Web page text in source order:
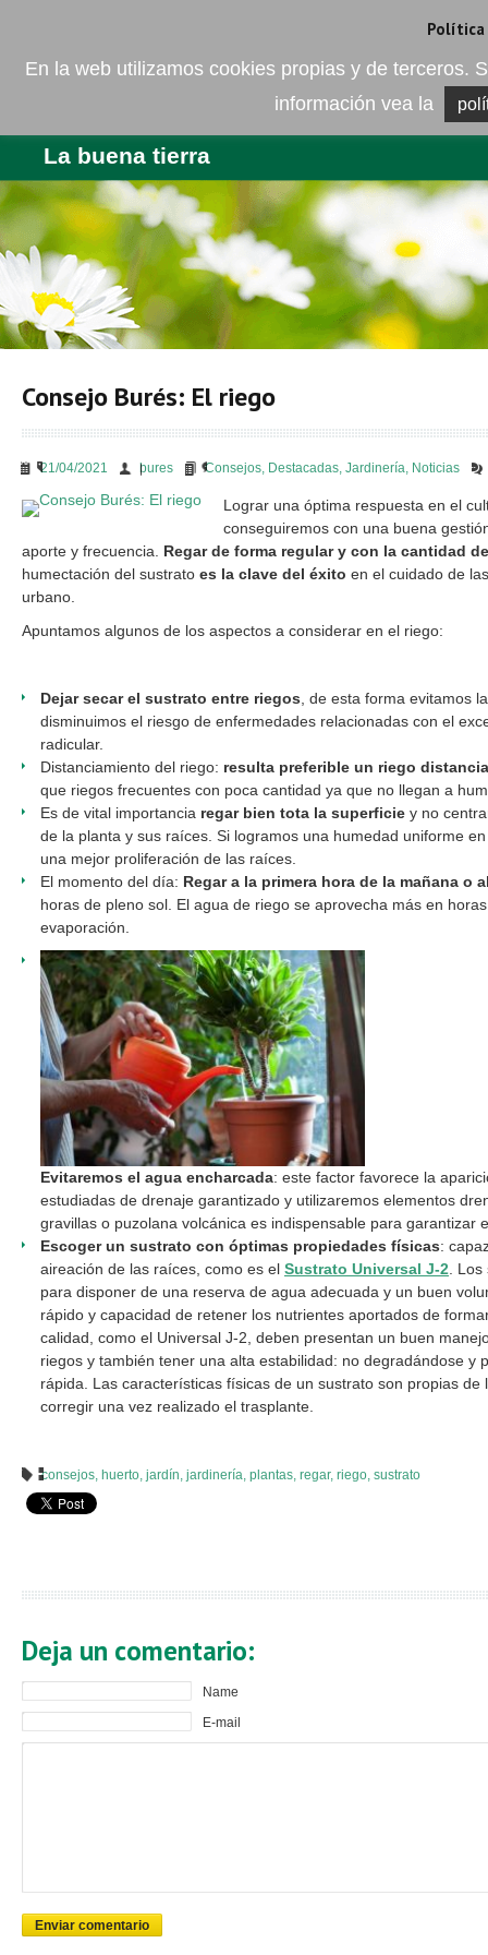
La buena tierra
EMPRESA PRODUCTOS
Consejo Burés: El riego
21/04/2021 bures Consejos, Destacadas, Jardinería, Noticias
Lograr una óptima respuesta en el
conseguiremos con una buena
aporte y frecuencia. Regar de forma regular y con la cantidad
humectación del sustrato es la clave del éxito en el cuidado de
urbano.
Apuntamos algunos de los aspectos a considerar en el riego:
Dejar secar el sustrato entre riegos , de esta forma evitamos
disminuimos el riesgo de enfermedades relacionadas con el
radicular.
Distanciamiento del riego: resulta preferible un riego
que riegos frecuentes con poca cantidad ya que no llegan a
Es de vital importancia regar bien tota la superficie y no
de la planta y sus raíces. Si logramos una humedad uniforme
una mejor proliferación de las raíces.
El momento del día: Regar a la primera hora de la mañana o
horas de pleno sol. El agua de riego se aprovecha más en
evaporación.
Evitaremos el agua encharcada: este factor favorece la
estudiadas de drenaje garantizado y utilizaremos elementos
gravillas o puzolana volcánica es indispensable para garantizar
Escoger un sustrato con óptimas propiedades físicas:
aireación de las raíces, como es el Sustrato Universal J-2 .
para disponer de una reserva de agua adecuada y un buen
rápido y capacidad de retener los nutrientes aportados de
calidad, como el Universal J-2, deben presentan un buen
riegos y también tener una alta estabilidad: no degradándose y
rápida. Las características físicas de un sustrato son propias
corregir una vez realizado el trasplante.
consejos, huerto, jardín, jardinería, plantas, regar, riego, sustrato
Deja un comentario:
Name
E-mail
Enviar comentario
Política
En la web utilizamos cookies propias y de terceros.
información vea la